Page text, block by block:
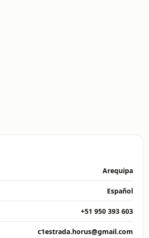
Arequipa
Español
+51 950 393 603
c1estrada.horus@gmail.com